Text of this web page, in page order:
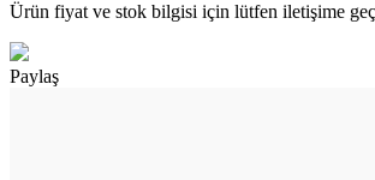
Ürün fiyat ve stok bilgisi için lütfen iletişime
Paylaş